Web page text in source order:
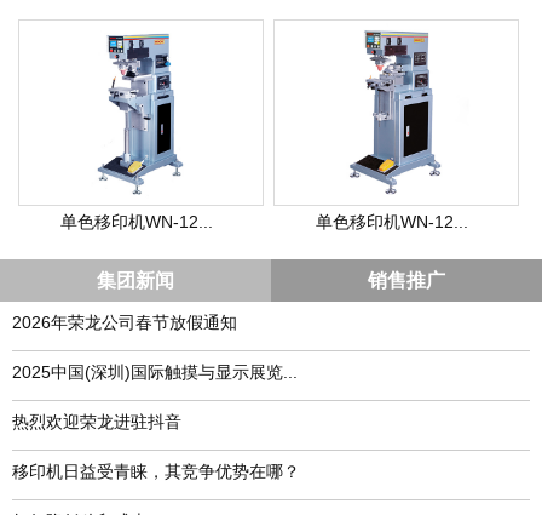
单色移印机WN-12... 单色移印机WN-12...
集团新闻 销售推广
2026年荣龙公司春节放假通知
​2025中国(深圳)国际触摸与显示展览...
热烈欢迎荣龙进驻抖音
移印机日益受青睐，其竞争优势在哪？